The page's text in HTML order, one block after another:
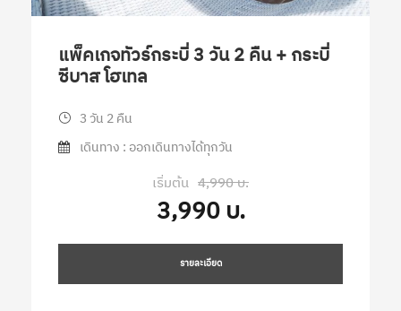
แพ็คเกจทัวร์กระบี่ 3 วัน 2 คืน + กระบี่
ซีบาส โฮเทล
3 วัน 2 คืน
เดินทาง : ออกเดินทางได้ทุกวัน
เริ่มต้น 4,990 บ.
3,990 บ.
รายละเอียด